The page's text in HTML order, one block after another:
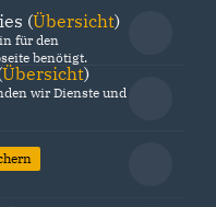
(Übersicht)
für den
benötigt.
Übersicht)
wir Dienste und